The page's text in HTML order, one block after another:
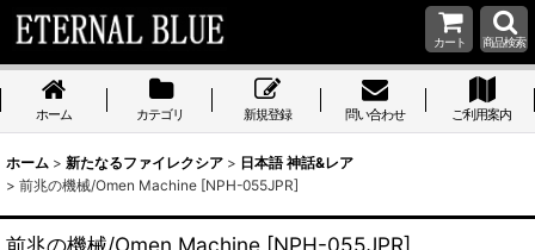
カート 商品検索
ホーム カテゴリ 新規登録 問い合わせ ご利用案内
ホーム > 新たなるファイレクシア > 日本語 神話&レア
> 前兆の機械/Omen Machine [NPH-055JPR]
前兆の機械/Omen Machine [NPH-055JPR]